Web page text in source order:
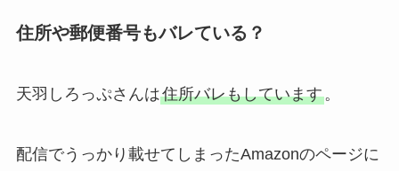
住所や郵便番号もバレている？
天羽しろっぷさんは住所バレもしています。
配信でうっかり載せてしまったAmazonのページに